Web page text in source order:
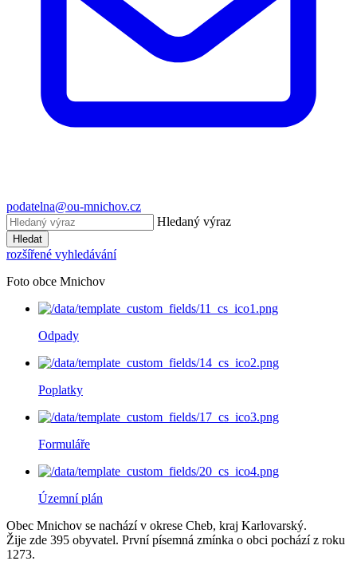
podatelna@ou-mnichov.cz
Hledaný výraz
Hledat
rozšířené vyhledávání
Foto obce Mnichov
Odpady
Poplatky
Formuláře
Územní plán
Obec Mnichov se nachází v okrese Cheb, kraj Karlovarský.
Žije zde 395 obyvatel. První písemná zmínka o obci pochází z roku
1273.